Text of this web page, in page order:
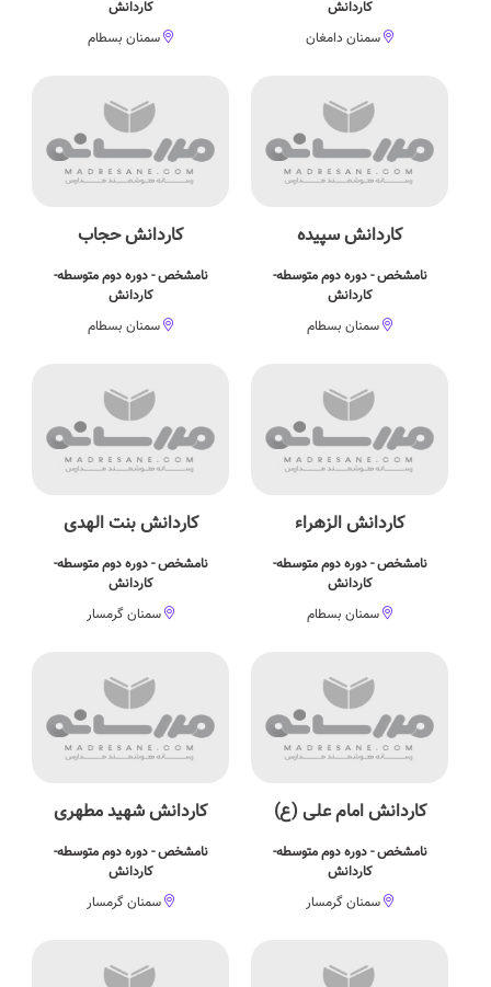
کاردانش
سمنان دامغان
کاردانش
سمنان بسطام
کاردانش سپیده
نامشخص - دوره دوم متوسطه-
کاردانش
سمنان بسطام
کاردانش حجاب
نامشخص - دوره دوم متوسطه-
کاردانش
سمنان بسطام
کاردانش الزهراء
نامشخص - دوره دوم متوسطه-
کاردانش
سمنان بسطام
کاردانش بنت الهدی
نامشخص - دوره دوم متوسطه-
کاردانش
سمنان گرمسار
کاردانش امام علی (ع)
نامشخص - دوره دوم متوسطه-
کاردانش
سمنان گرمسار
کاردانش شهید مطهری
نامشخص - دوره دوم متوسطه-
کاردانش
سمنان گرمسار